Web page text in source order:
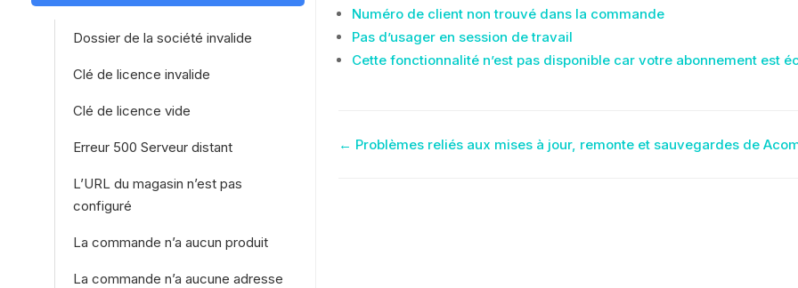
Dossier de la société invalide
Clé de licence invalide
Clé de licence vide
Erreur 500 Serveur distant
L’URL du magasin n’est pas
configuré
La commande n’a aucun produit
La commande n’a aucune adresse
Numéro de client non trouvé dans la commande
Pas d’usager en session de travail
Cette fonctionnalité n’est pas disponible car votre abonnement est
Navigation
← Problèmes reliés aux mises à jour, remonte et sauvegardes de